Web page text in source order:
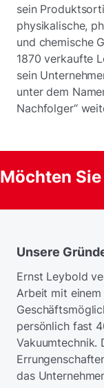
sein
physikalische,
und chemische
1870 verkaufte
sein
unter dem
Nachfolger“
Möchten
Unsere
Ernst Leybold
Arbeit mit
persönlich fast
Vakuumtechnik.
das